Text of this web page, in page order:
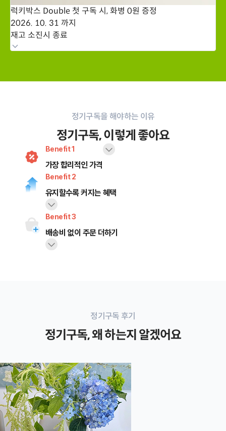
럭키박스 Double 첫 구독 시, 화병 0원 증정
2026. 10. 31 까지
재고 소진시 종료
정기구독을 해야하는 이유
정기구독, 이렇게 좋아요
Benefit 1
가장 합리적인 가격
Benefit 2
유지할수록 커지는 혜택
Benefit 3
배송비 없이 주문 더하기
정기구독 후기
정기구독, 왜 하는지 알겠어요